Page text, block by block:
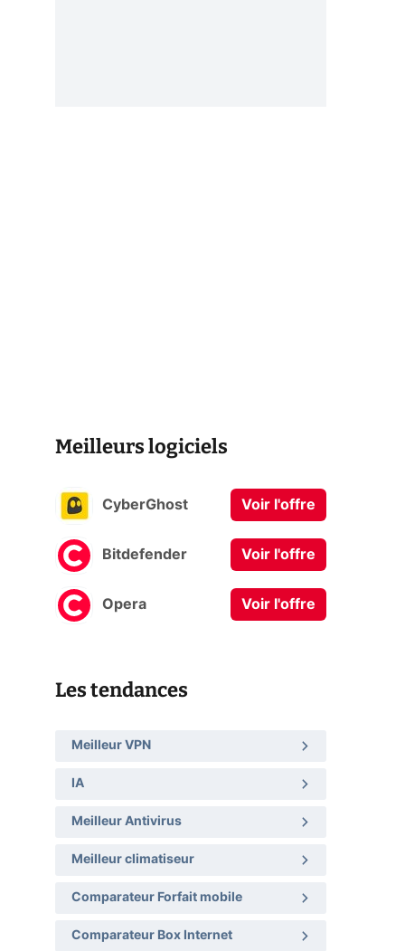
Meilleurs logiciels
CyberGhost Voir l'offre
Bitdefender Voir l'offre
Opera Voir l'offre
Les tendances
Meilleur VPN
IA
Meilleur Antivirus
Meilleur climatiseur
Comparateur Forfait mobile
Comparateur Box Internet